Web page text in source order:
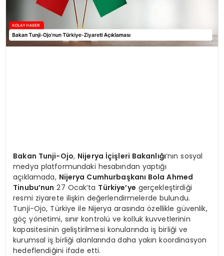
Bakan Tunji-Ojo, Nijerya İçişleri Bakanlığı‘nın sosyal
medya platformundaki hesabından yaptığı
açıklamada, Nijerya Cumhurbaşkanı Bola Ahmed
Tinubu’nun 27 Ocak’ta Türkiye’ye gerçekleştirdiği
resmi ziyarete ilişkin değerlendirmelerde bulundu.
Tunji-Ojo, Türkiye ile Nijerya arasında özellikle güvenlik,
göç yönetimi, sınır kontrolü ve kolluk kuvvetlerinin
kapasitesinin geliştirilmesi konularında iş birliği ve
kurumsal iş birliği alanlarında daha yakın koordinasyon
hedeflendiğini ifade etti.